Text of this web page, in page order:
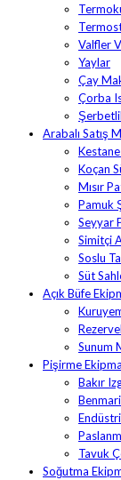
Valfler
Yaylar
Çay
Çorba
Arabalı Satış
Koçan
Mısır
Pamuk
Seyyar
Simitçi
Soslu
Süt
Açık Büfe
Sunum
Pişirme
Bakır
Benmari
Tavuk
Soğutma